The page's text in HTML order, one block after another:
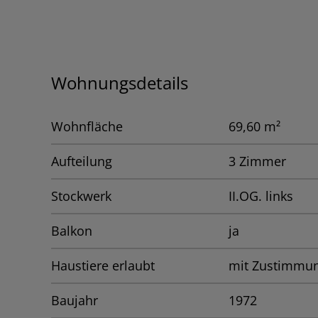
Wohnungsdetails
Wohnfläche 69,60 m²
Aufteilung 3 Zimmer
Stockwerk II.OG. links
Balkon ja
Haustiere erlaubt mit
Baujahr 1972